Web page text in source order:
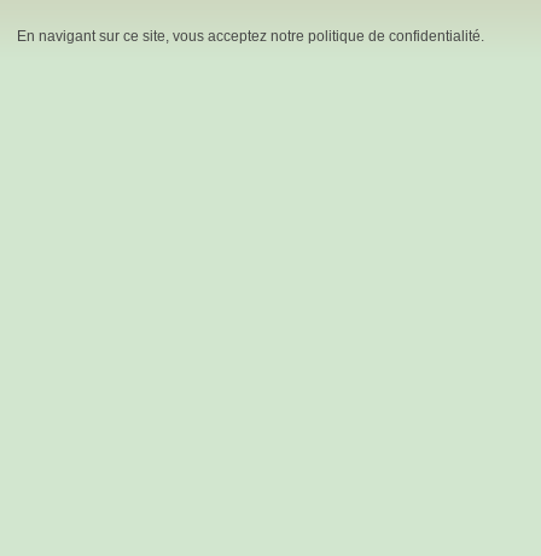
En navigant sur ce site, vous acceptez notre politique de confidentialité.